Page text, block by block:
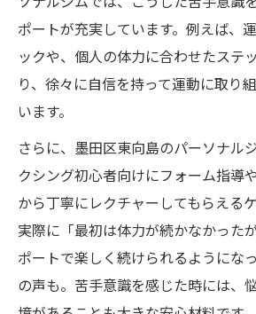
ポートが充実しています。例えば、
ックや、個人の体力に合わせたステ
り、徐々に自信を持って運動に取り
います。
さらに、墨田区東向島のパーソナル
クシング初心者向けにフォーム指導
から丁寧にレクチャーしてもらえる
実際に「最初は体力が続かなかった
ポートで楽しく続けられるようにな
の声も。苦手意識を感じた時には、